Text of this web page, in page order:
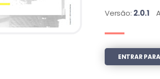
Versão: 2.0.1
ENTRAR